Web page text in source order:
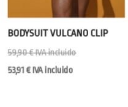
BODYSUIT VULCANO CLIP
59,90€ IVA incluido
53,91€ IVA incluido